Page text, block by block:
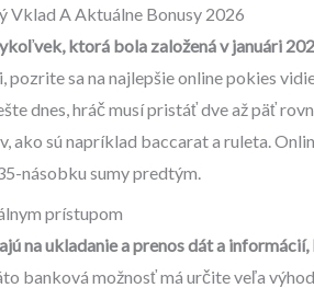
Vklad A Aktuálne Bonusy 2026
ktorá bola založená v januári
sa na najlepšie online pokies
dnes, hráč musí pristáť dve až päť
ako sú napríklad baccarat a ruleta.
násobku sumy predtým.
prístupom
na ukladanie a prenos dát a
banková možnosť má určite veľa